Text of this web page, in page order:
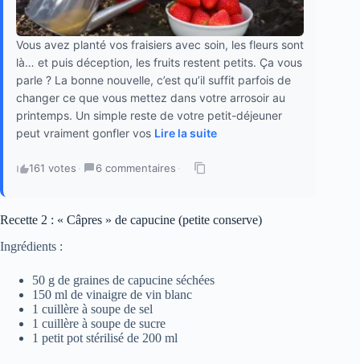
Vous avez planté vos fraisiers avec soin, les fleurs sont
là… et puis déception, les fruits restent petits. Ça vous
parle ? La bonne nouvelle, c’est qu’il suffit parfois de
changer ce que vous mettez dans votre arrosoir au
printemps. Un simple reste de votre petit-déjeuner
peut vraiment gonfler vos Lire la suite
161 votes · 6 commentaires ·
Recette 2 : « Câpres » de capucine (petite conserve)
Ingrédients :
50 g de graines de capucine séchées
150 ml de vinaigre de vin blanc
1 cuillère à soupe de sel
1 cuillère à soupe de sucre
1 petit pot stérilisé de 200 ml